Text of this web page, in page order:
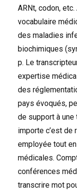
ARNt, codon,
vocabulaire
des maladies
biochimiques
p. Le
expertise
des
pays évoqués,
de support à une
importe c’est
employée tout
médicales.
conférences
transcrire mot